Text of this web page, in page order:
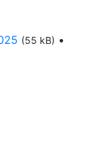
(55 kB) •